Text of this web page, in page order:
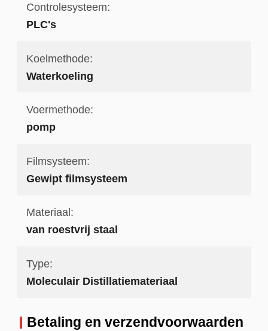
Controlesysteem:
PLC's
Koelmethode:
Waterkoeling
Voermethode:
pomp
Filmsysteem:
Gewipt filmsysteem
Materiaal:
van roestvrij staal
Type:
Moleculair Distillatiemateriaal
Betaling en verzendvoorwaarden